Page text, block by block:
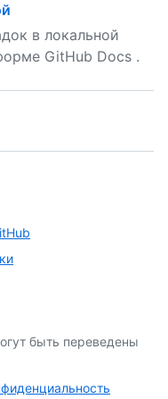
в локальной
GitHub Docs .
быть переведены